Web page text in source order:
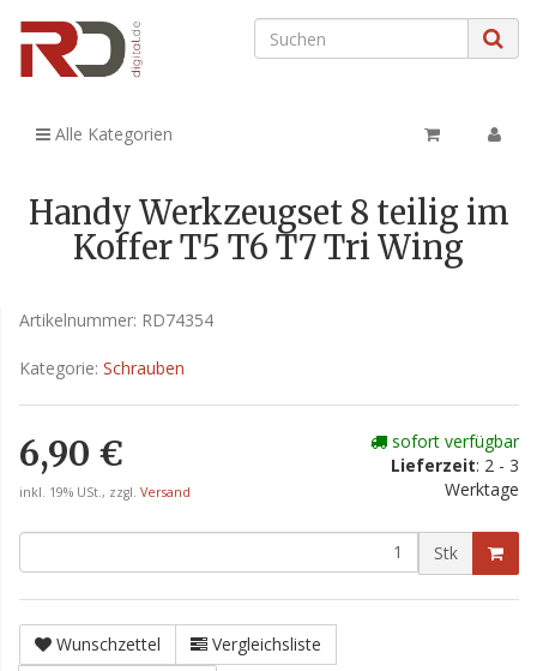
Alle Kategorien
Handy Werkzeugset 8 teilig im
Koffer T5 T6 T7 Tri Wing
Artikelnummer: RD74354
Kategorie: Schrauben
6,90 €
inkl. 19% USt., zzgl. Versand
sofort verfügbar
Lieferzeit: 2 - 3
Werktage
Stk
Wunschzettel
Vergleichsliste